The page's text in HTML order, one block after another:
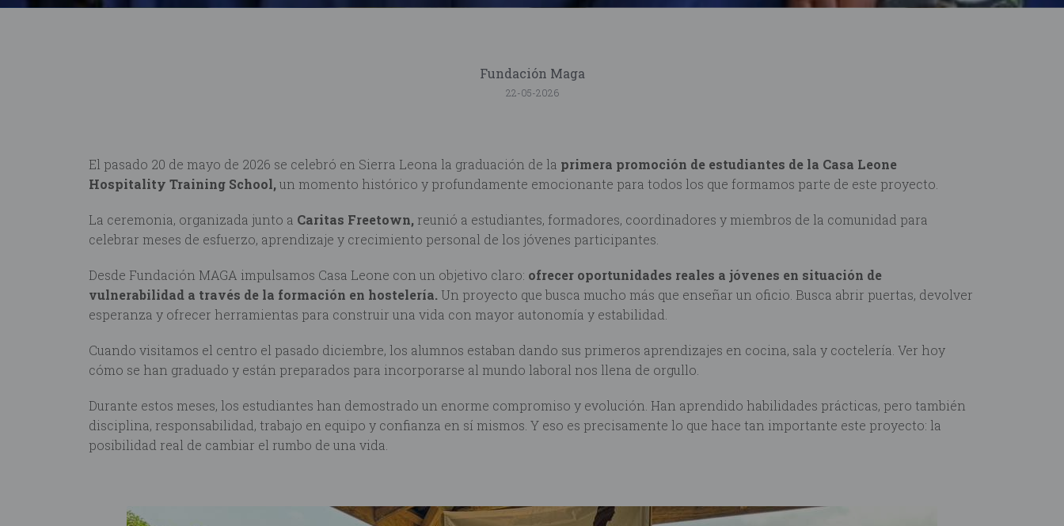
Fundación Maga
22-05-2026
El pasado 20 de mayo de 2026 se celebró en Sierra Leona la graduación de la primera promoción de estudiantes de la Casa Leone
Hospitality Training School,un momento histórico y profundamente emocionante para todos los que formamos parte de este proyecto.
La ceremonia, organizada junto a Caritas Freetown, reunió a estudiantes, formadores, coordinadores y miembros de la comunidad para
celebrar meses de esfuerzo, aprendizaje y crecimiento personal de los jóvenes participantes.
Desde Fundación MAGA impulsamos Casa Leone con un objetivo claro: ofrecer oportunidades reales a jóvenes en situación de
vulnerabilidad a través de la formación en hostelería. Un proyecto que busca mucho más que enseñar un oficio. Busca abrir puertas, devolver
esperanza y ofrecer herramientas para construir una vida con mayor autonomía y estabilidad.
Cuando visitamos el centro el pasado diciembre, los alumnos estaban dando sus primeros aprendizajes en cocina, sala y coctelería. Ver hoy
cómo se han graduado y están preparados para incorporarse al mundo laboral nos llena de orgullo.
Durante estos meses, los estudiantes han demostrado un enorme compromiso y evolución. Han aprendido habilidades prácticas, pero también
disciplina, responsabilidad, trabajo en equipo y confianza en sí mismos. Y eso es precisamente lo que hace tan importante este proyecto: la
posibilidad real de cambiar el rumbo de una vida.